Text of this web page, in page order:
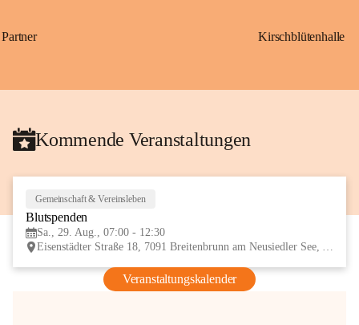
Partner Kirschblütenhalle
Kommende Veranstaltungen
Gemeinschaft & Vereinsleben
Blutspenden
Sa., 29. Aug., 07:00 - 12:30
Eisenstädter Straße 18, 7091 Breitenbrunn am Neusiedler See, AUT
Veranstaltungskalender